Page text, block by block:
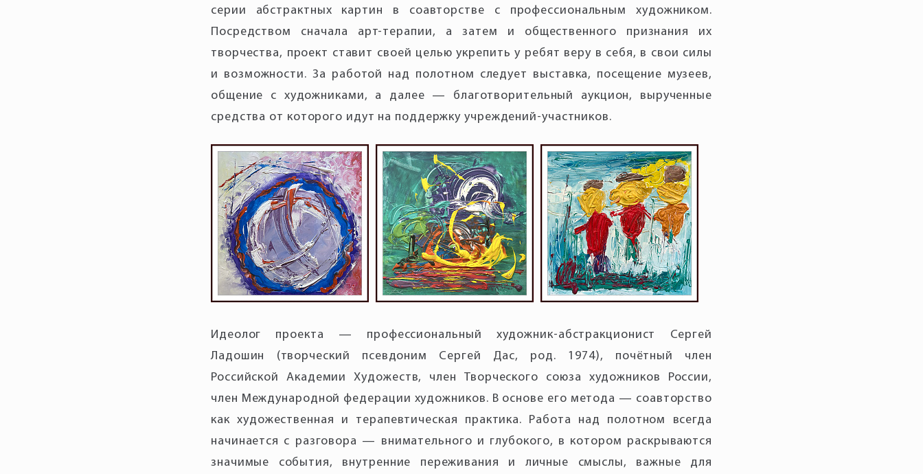
серии абстрактных картин в соавторстве с профессиональным художником.
Посредством сначала арт-терапии, а затем и общественного признания их
творчества, проект ставит своей целью укрепить у ребят веру в себя, в свои силы
и возможности. За работой над полотном следует выставка, посещение музеев,
общение с художниками, а далее — благотворительный аукцион, вырученные
средства от которого идут на поддержку учреждений-участников.
Идеолог проекта — профессиональный художник-абстракционист Сергей
Ладошин (творческий псевдоним Сергей Дас, род. 1974), почётный член
Российской Академии Художеств, член Творческого союза художников России,
член Международной федерации художников. В основе его метода — соавторство
как художественная и терапевтическая практика. Работа над полотном всегда
начинается с разговора — внимательного и глубокого, в котором раскрываются
значимые события, внутренние переживания и личные смыслы, важные для